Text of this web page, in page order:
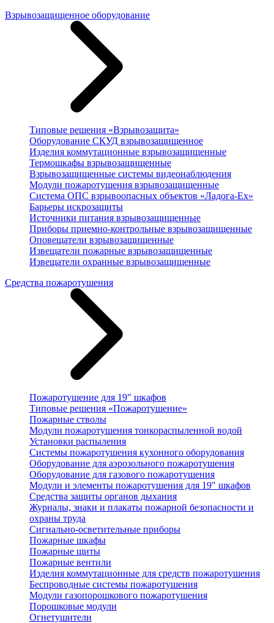
Взрывозащищенное оборудование
Типовые решения «Взрывозащита»
Оборудование СКУД взрывозащищенное
Изделия коммутационные взрывозащищенные
Термошкафы взрывозащищенные
Взрывозащищенные системы видеонаблюдения
Модули пожаротушения взрывозащищенные
Система ОПС взрывоопасных объектов «Ладога-Ex»
Барьеры искрозащиты
Источники питания взрывозащищенные
Приборы приемно-контрольные взрывозащищенные
Оповещатели взрывозащищенные
Извещатели пожарные взрывозащищенные
Извещатели охранные взрывозащищенные
Средства пожаротушения
Пожаротушение для 19" шкафов
Типовые решения «Пожаротушение»
Пожарные стволы
Модули пожаротушения тонкораспыленной водой
Установки распыления
Системы пожаротушения кухонного оборудования
Оборудование для аэрозольного пожаротушения
Оборудование для газового пожаротушения
Модули и элементы пожаротушения для 19" шкафов
Средства защиты органов дыхания
Журналы, знаки и плакаты пожарной безопасности и
охраны труда
Сигнально-осветительные приборы
Пожарные шкафы
Пожарные щиты
Пожарные вентили
Изделия коммутационные для средств пожаротушения
Беспроводные системы пожаротушения
Модули газопорошкового пожаротушения
Порошковые модули
Огнетушители